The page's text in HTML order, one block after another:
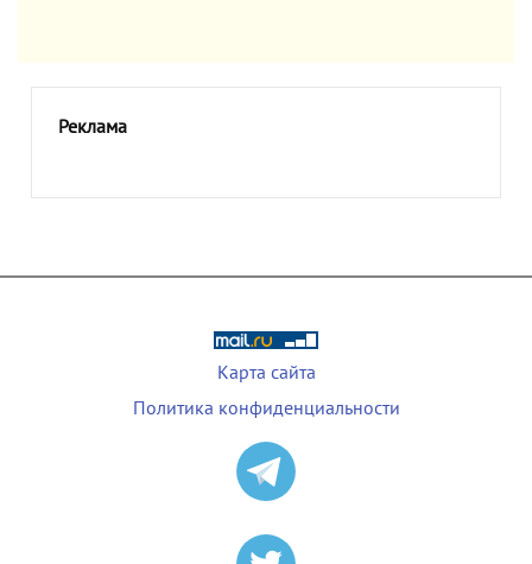
Реклама
Карта сайта
Политика конфиденциальности